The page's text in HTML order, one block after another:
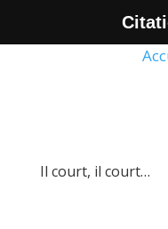
Il court, il court…